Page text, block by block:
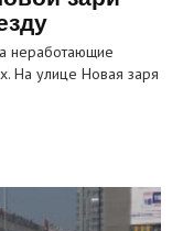
неработающие
На улице Новая заря